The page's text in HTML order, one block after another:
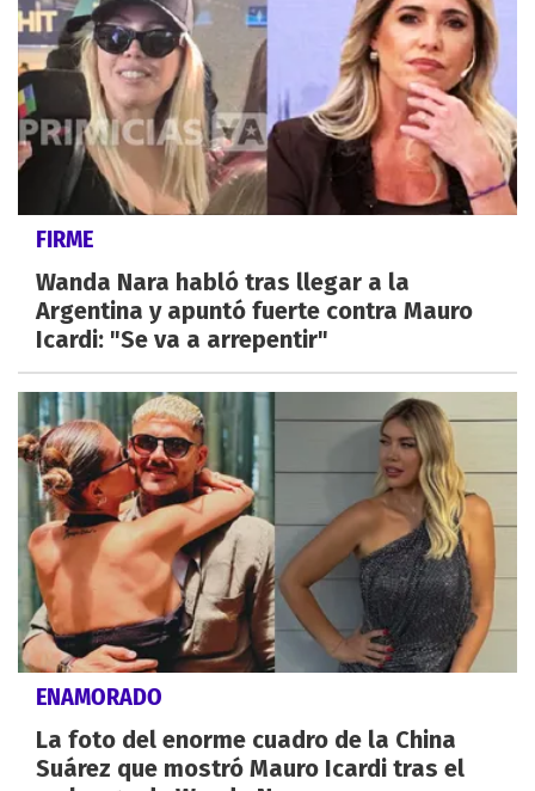
FIRME
Wanda Nara habló tras llegar a la
Argentina y apuntó fuerte contra Mauro
Icardi: "Se va a arrepentir"
ENAMORADO
La foto del enorme cuadro de la China
Suárez que mostró Mauro Icardi tras el